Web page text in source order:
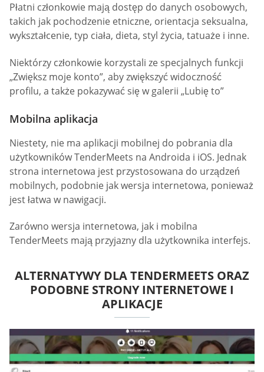
Płatni członkowie mają dostęp do danych osobowych,
takich jak pochodzenie etniczne, orientacja seksualna,
wykształcenie, typ ciała, dieta, styl życia, tatuaże i inne.
Niektórzy członkowie korzystali ze specjalnych funkcji
„Zwiększ moje konto”, aby zwiększyć widoczność
profilu, a także pokazywać się w galerii „Lubię to”
Mobilna aplikacja
Niestety, nie ma aplikacji mobilnej do pobrania dla
użytkowników TenderMeets na Androida i iOS. Jednak
strona internetowa jest przystosowana do urządzeń
mobilnych, podobnie jak wersja internetowa, ponieważ
jest łatwa w nawigacji.
Zarówno wersja internetowa, jak i mobilna
TenderMeets mają przyjazny dla użytkownika interfejs.
ALTERNATYWY DLA TENDERMEETS ORAZ
PODOBNE STRONY INTERNETOWE I
APLIKACJE